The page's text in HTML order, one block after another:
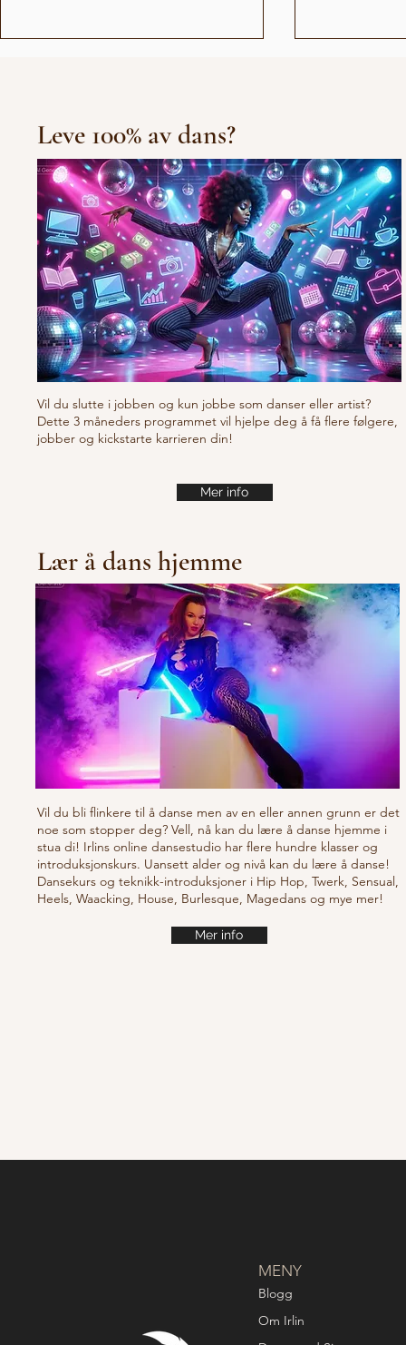
Fresh new set choreo
10/10/10
Leve 100% av dans?
Vil du slutte i jobben og kun jobbe som danser eller artist?
Dette 3 måneders programmet vil hjelpe deg å få flere følgere,
jobber og kickstarte karrieren din!
Mer info
Lær å dans hjemme
Vil du bli flinkere til å danse men av en eller annen grunn er det
noe som stopper deg? Vell, nå kan du lære å danse hjemme i
stua di! Irlins online dansestudio har flere hundre klasser og
introduksjonskurs. Uansett alder og nivå kan du lære å danse!
Dansekurs og teknikk-introduksjoner i Hip Hop, Twerk, Sensual,
Heels, Waacking, House, Burlesque, Magedans og mye mer!
Mer info
MENY
Blogg
Om Irlin